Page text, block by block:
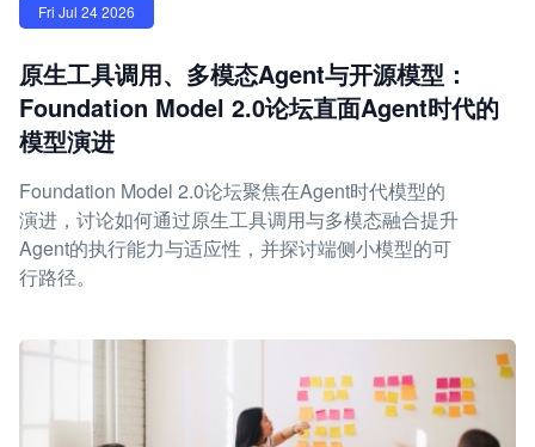
Fri Jul 24 2026
原生工具调用、多模态Agent与开源模型：
Foundation Model 2.0论坛直面Agent时代的
模型演进
Foundation Model 2.0论坛聚焦在Agent时代模型的
演进，讨论如何通过原生工具调用与多模态融合提升
Agent的执行能力与适应性，并探讨端侧小模型的可
行路径。